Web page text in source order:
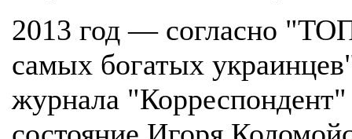
2013 год — согласно
самых богатых
журнала "Корреспондент"